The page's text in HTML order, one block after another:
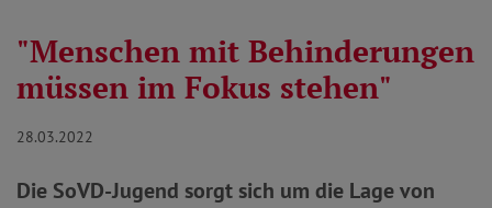
"Menschen mit Behinderungen
müssen im Fokus stehen"
28.03.2022
Die SoVD-Jugend sorgt sich um die Lage von